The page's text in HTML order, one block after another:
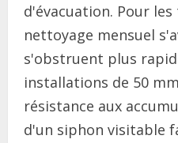
d'évacuation. Pour
nettoyage mensuel
s'obstruent plus
installations de 50
résistance aux
d'un siphon visitable